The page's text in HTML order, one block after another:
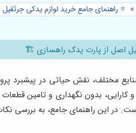
» ⭐️ راهنمای جامع خرید لوازم یدکی
اصل از پارت یدک راهسازی 🏗️
مختلف، نقش حیاتی در پیشبرد
و کارایی، بدون نگهداری و تامین
در این راهنمای جامع، به بررسی